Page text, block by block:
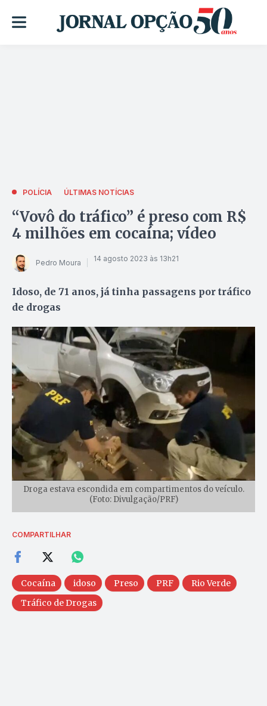
POLÍCIA ÚLTIMAS NOTÍCIAS
“Vovô do tráfico” é preso com R$
4 milhões em cocaína; vídeo
Pedro Moura 14 agosto 2023 às 13h21
Idoso, de 71 anos, já tinha passagens por tráfico
de drogas
Droga estava escondida em compartimentos do veículo.
(Foto: Divulgação/PRF)
COMPARTILHAR
Cocaína idoso Preso PRF
Rio Verde
Tráfico de Drogas